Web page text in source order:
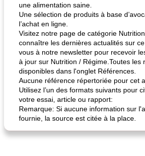
une alimentation saine.
Une sélection de produits à base
l’achat en ligne.
Visitez notre page de catégorie
connaître les dernières actualités sur
vous à notre newsletter pour recevoir
à jour sur Nutrition / Régime.Toutes les
disponibles dans l'onglet Références.
Aucune référence répertoriée pour cet
Utilisez l’un des formats suivants pour
votre essai, article ou rapport:
Remarque: Si aucune information sur
fournie, la source est citée à la place.